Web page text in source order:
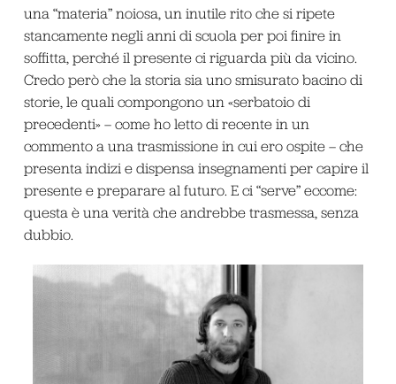
una “materia” noiosa, un inutile rito che si ripete
stancamente negli anni di scuola per poi finire in
soffitta, perché il presente ci riguarda più da vicino.
Credo però che la storia sia uno smisurato bacino di
storie, le quali compongono un «serbatoio di
precedenti» – come ho letto di recente in un
commento a una trasmissione in cui ero ospite – che
presenta indizi e dispensa insegnamenti per capire il
presente e preparare al futuro. E ci “serve” eccome:
questa è una verità che andrebbe trasmessa, senza
dubbio.